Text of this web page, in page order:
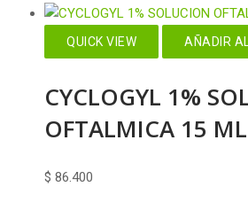
QUICK VIEW AÑADIR
CYCLOGYL 1%
OFTALMICA 15 ML
$ 86.400